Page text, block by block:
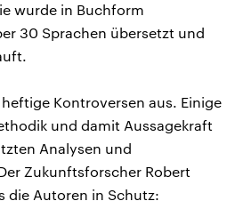
wurde in Buchform
30 Sprachen übersetzt und
Kontroversen aus. Einige
und damit Aussagekraft
Analysen und
Zukunftsforscher Robert
die Autoren in Schutz: